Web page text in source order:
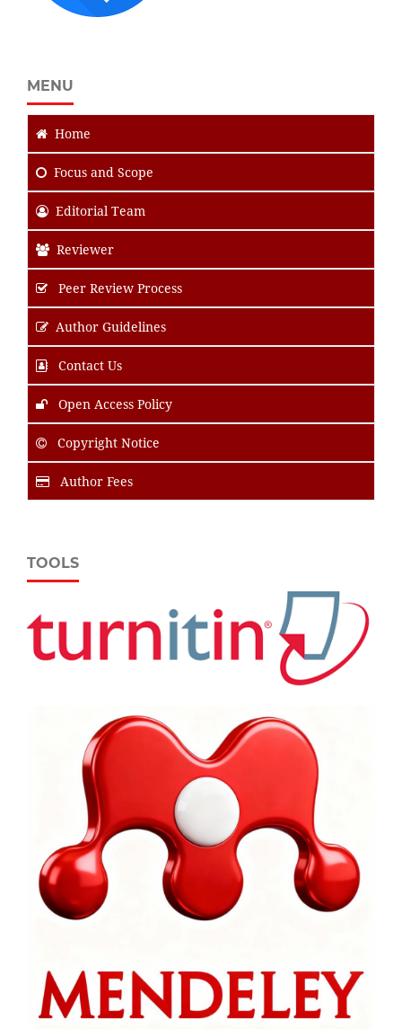
MENU
Home
Focus and Scope
Editorial Team
Reviewer
Peer Review Process
Author Guidelines
Contact Us
Open Access Policy
Copyright Notice
Author Fees
TOOLS